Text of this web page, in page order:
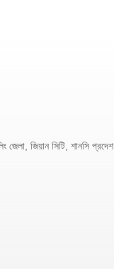
জেলা, জিয়ান সিটি, শানসি প্রদেশ